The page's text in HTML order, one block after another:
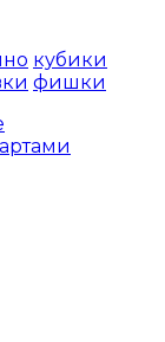
кубики
фишки